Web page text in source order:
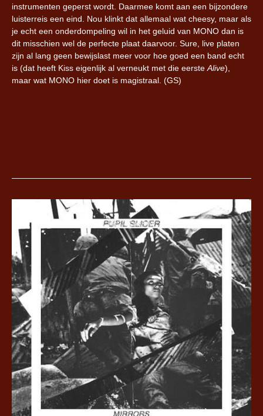
instrumenten geperst wordt. Daarmee komt aan een bijzondere
luisterreis een eind. Nou klinkt dat allemaal wat cheesy, maar als
je echt een onderdompeling wil in het geluid van MONO dan is
dit misschien wel de perfecte plaat daarvoor. Sure, live platen
zijn al lang geen bewijslast meer voor hoe goed een band echt
is (dat heeft Kiss eigenlijk al verneukt met die eersteAlive),
maar wat MONO hier doet is magistraal. (GS)